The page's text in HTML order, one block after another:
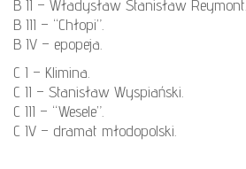
B II – Władysław Stanisław Reymont.
B III – “Chłopi”.
B IV – epopeja.
C I – Klimina.
C II – Stanisław Wyspiański.
C III – “Wesele”.
C IV – dramat młodopolski.